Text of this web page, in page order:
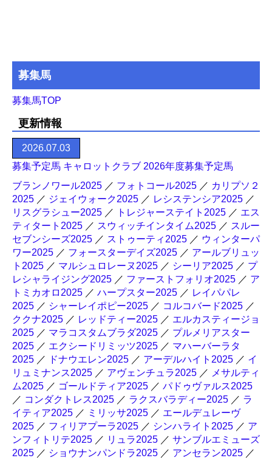
募集馬
募集馬TOP
更新情報
2026.07.03
募集予定馬 キャロットクラブ 2026年度募集予定馬
ブランノワール2025 ／ フォトコール2025 ／ カリプソ２
2025 ／ ジェイウォーク2025 ／ レシステンシア2025 ／
リスグラシュー2025 ／ トレジャーステイト2025 ／ エス
ティタート2025 ／ スウィッチインタイム2025 ／ スルー
セブンシーズ2025 ／ ストゥーティ2025 ／ ウィンターパ
ワー2025 ／ フォースターデイズ2025 ／ アールブリュッ
ト2025 ／ マルシュロレーヌ2025 ／ シーリア2025 ／ プ
レシャライジング2025 ／ ファーストフォリオ2025 ／ ア
トミカオロ2025 ／ ハープスター2025 ／ レイパパレ
2025 ／ シャーレイポピー2025 ／ コルコバード2025 ／
ククナ2025 ／ レッドティー2025 ／ エルカスティージョ
2025 ／ マラコスタムブラダ2025 ／ プルメリアスター
2025 ／ エクシードリミッツ2025 ／ マハーバーラタ
2025 ／ ドナウエレン2025 ／ アーデルハイト2025 ／ イ
リュミナンス2025 ／ アヴェンチュラ2025 ／ メサルティ
ム2025 ／ ゴールドティア2025 ／ パドゥヴァルス2025
／ コンダクトレス2025 ／ ラクスバラディー2025 ／ ラ
イティア2025 ／ ミリッサ2025 ／ エールデュレーヴ
2025 ／ フィリアプーラ2025 ／ シンハライト2025 ／ ア
ンフィトリテ2025 ／ リュラ2025 ／ サンブルエミューズ
2025 ／ ショウナンパンドラ2025 ／ アンセラン2025 ／